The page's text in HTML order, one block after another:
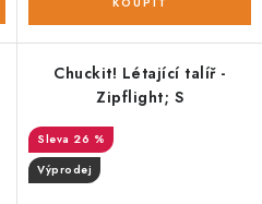
Chuckit! Létající talíř -
Zipflight; S
26 %
Výprodej